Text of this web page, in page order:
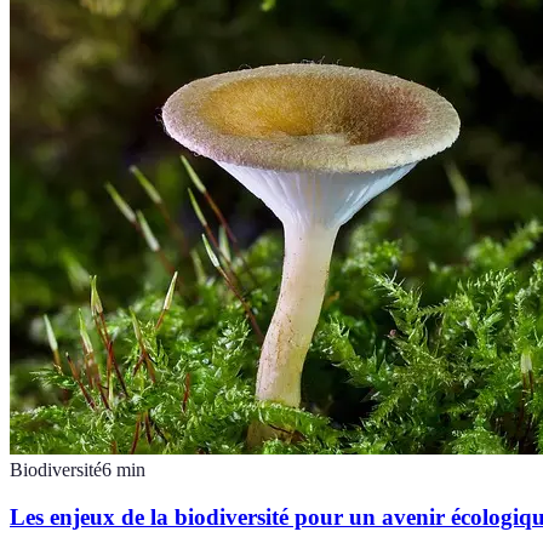
Biodiversité6 min
Les enjeux de la biodiversité pour un avenir